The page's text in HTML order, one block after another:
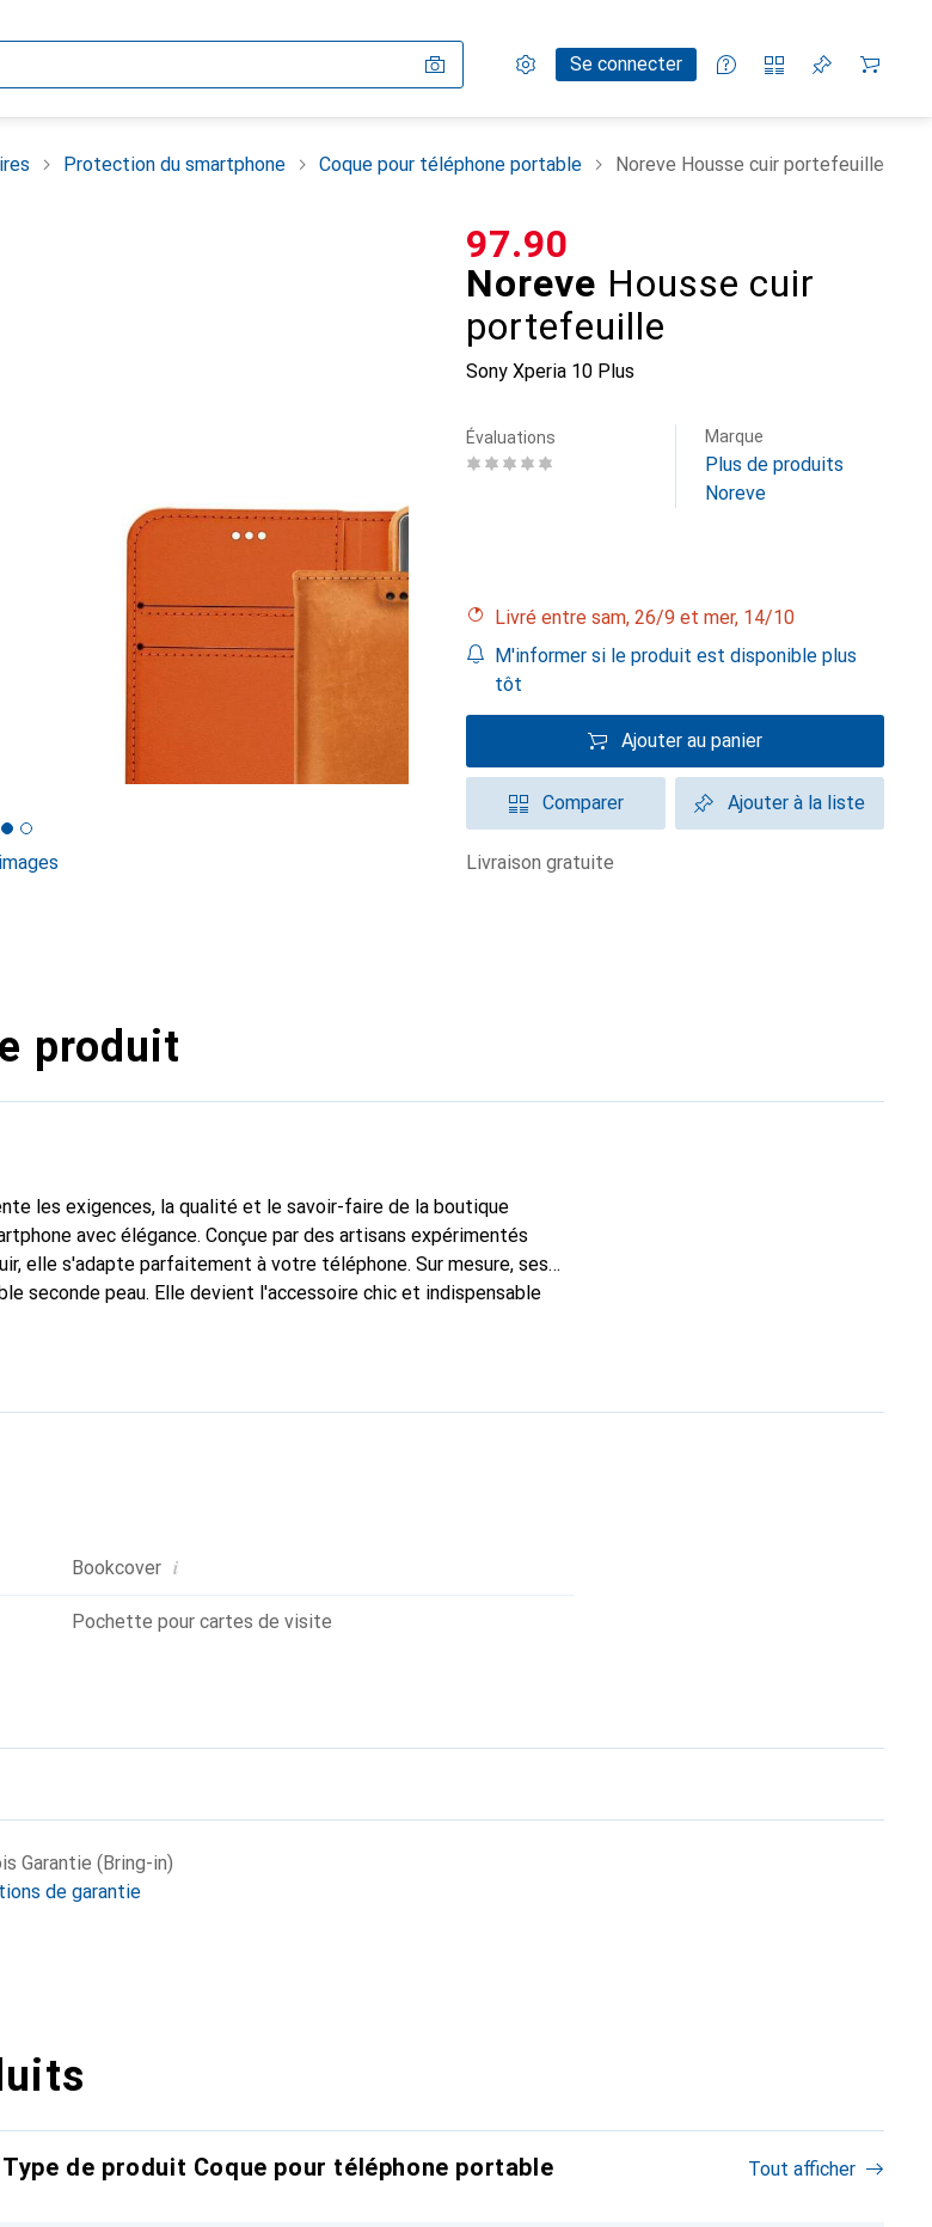
Paramètres
Compte clientSe connecter
Listes de comparaison
Listes d'envies
Panier
Protection du smartphone Coque pour téléphone portable Noreve Housse cuir portefeuille
Noreve Housse cuir
portefeuille
Sony Xperia 10 Plus
CHF
97.90
Évaluations Marque
Plus de produits
Noreve
Livré entre sam, 26/9 et mer, 14/10
M'informer si le produit est disponible plus
tôt
Ajouter au panier
Comparer Ajouter à la liste
livraison gratuite
produit
les exigences, la qualité et le savoir-faire de la boutique
avec élégance. Conçue par des artisans expérimentés
elle s'adapte parfaitement à votre téléphone. Sur mesure, ses
seconde peau. Elle devient l'accessoire chic et indispensable
exigeante.
Bookcover i
Pochette pour cartes de visite
Garantie (Bring-in)
de garantie
de produit Coque pour téléphone portable Tout afficher